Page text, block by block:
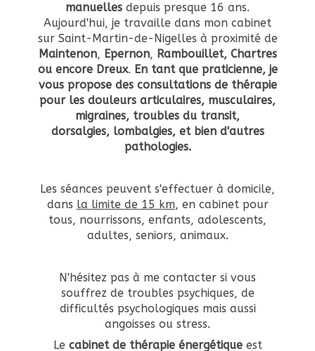
manuelles depuis presque 16 ans.
Aujourd'hui, je travaille dans mon cabinet
sur Saint-Martin-de-Nigelles à proximité de
Maintenon, Epernon, Rambouillet, Chartres
ou encore Dreux. En tant que praticienne, je
vous propose des consultations de thérapie
pour les douleurs articulaires, musculaires,
migraines, troubles du transit,
dorsalgies, lombalgies, et bien d'autres
pathologies.
Les séances peuvent s'effectuer à domicile,
dans la limite de 15 km, en cabinet pour
tous, nourrissons, enfants, adolescents,
adultes, seniors, animaux.
N'hésitez pas à me contacter si vous
souffrez de troubles psychiques, de
difficultés psychologiques mais aussi
angoisses ou stress.
Le cabinet de thérapie énergétiqueest